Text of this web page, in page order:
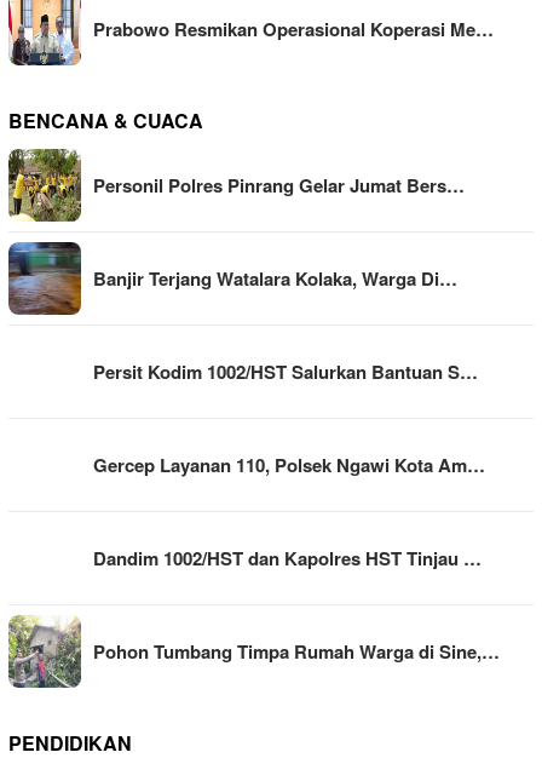
Prabowo Resmikan Operasional Koperasi Me…
BENCANA & CUACA
Personil Polres Pinrang Gelar Jumat Bers…
Banjir Terjang Watalara Kolaka, Warga Di…
Persit Kodim 1002/HST Salurkan Bantuan S…
Gercep Layanan 110, Polsek Ngawi Kota Am…
Dandim 1002/HST dan Kapolres HST Tinjau …
Pohon Tumbang Timpa Rumah Warga di Sine,…
PENDIDIKAN